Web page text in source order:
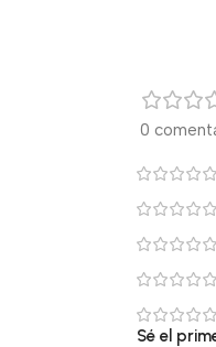
0
Sé el